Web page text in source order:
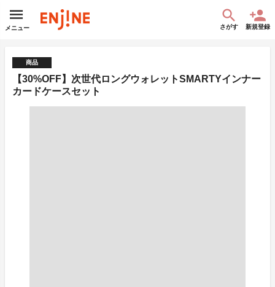
メニュー さがす 新規登録
商品
【30%OFF】次世代ロングウォレットSMARTYインナー
カードケースセット